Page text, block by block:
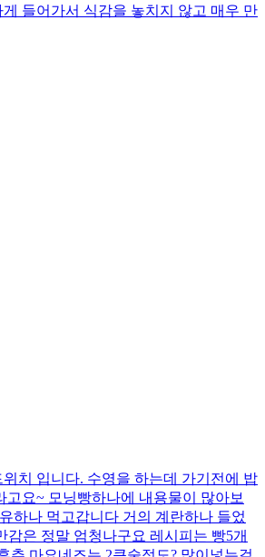
들어가서 식감을 놓치지 않고 매우 만
치 입니다. 수영을 하는데 가기전에 밥
고요~ 모닝빵하나에 내용물이 많아보
하나 먹고갑니다 거의 계란하나 들었
감은 정말 엄청나구요 레시피는 빵5개